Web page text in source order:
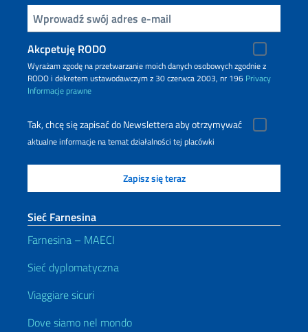
Inserisci la tua email
Akcpetuję RODO
Wyrażam zgodę na przetwarzanie moich danych osobowych zgodnie z
RODO i dekretem ustawodawczym z 30 czerwca 2003, nr 196 Privacy
Informacje prawne
Tak, chcę się zapisać do Newslettera aby otrzymywać
aktualne informacje na temat działalności tej placówki
Sieć Farnesina
Farnesina – MAECI
Sieć dyplomatyczna
Viaggiare sicuri
Dove siamo nel mondo